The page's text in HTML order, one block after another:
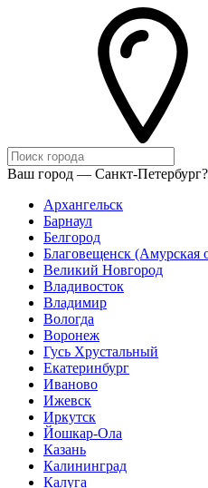
Ваш город — Санкт-Петербург?
Архангельск
Барнаул
Белгород
Благовещенск (Амурская
Великий Новгород
Владивосток
Владимир
Вологда
Воронеж
Гусь Хрустальный
Екатеринбург
Иваново
Ижевск
Иркутск
Йошкар-Ола
Казань
Калининград
Калуга